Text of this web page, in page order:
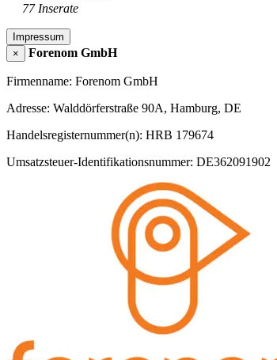
77 Inserate
Impressum
×
Forenom GmbH
Firmenname: Forenom GmbH
Adresse: Walddörferstraße 90A, Hamburg, DE
Handelsregisternummer(n): HRB 179674
Umsatzsteuer-Identifikationsnummer: DE362091902